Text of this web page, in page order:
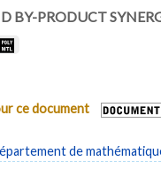
BY-PRODUCT
ce document
de